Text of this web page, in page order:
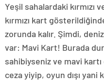
Yeşil sahalardaki kırmızı
kırmızı kart
zorunda kalır. Şimdi,
var: Mavi Kart! Burada
sahibiyseniz ve mavi
ceza yiyip, oyun dışı yani